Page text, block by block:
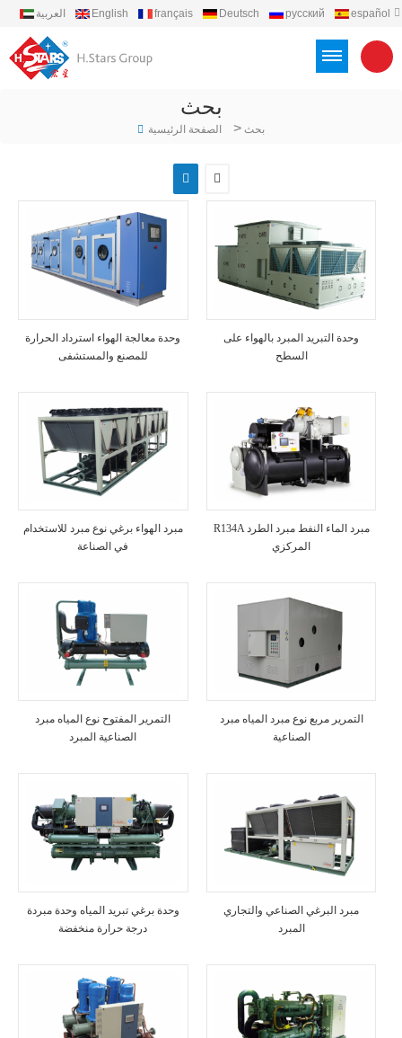
العربية English français Deutsch русский
español
بحث
الصفحة الرئيسية > بحث
وحدة معالجة الهواء استرداد الحرارة
للمصنع والمستشفى
وحدة التبريد المبرد بالهواء على
السطح
مبرد الهواء برغي نوع مبرد للاستخدام
في الصناعة
R134A مبرد الماء النفط مبرد الطرد
المركزي
التمرير المفتوح نوع المياه مبرد
الصناعية المبرد
التمرير مربع نوع مبرد المياه مبرد
الصناعية
وحدة برغي تبريد المياه وحدة مبردة
درجة حرارة منخفضة
مبرد البرغي الصناعي والتجاري
المبرد